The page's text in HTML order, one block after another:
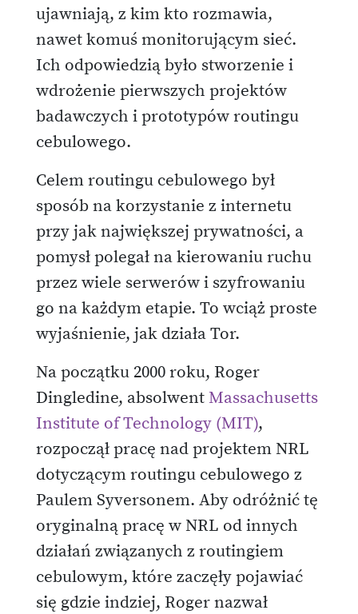
ujawniają, z kim kto rozmawia,
nawet komuś monitorującym sieć.
Ich odpowiedzią było stworzenie i
wdrożenie pierwszych projektów
badawczych i prototypów routingu
cebulowego.
Celem routingu cebulowego był
sposób na korzystanie z internetu
przy jak największej prywatności, a
pomysł polegał na kierowaniu ruchu
przez wiele serwerów i szyfrowaniu
go na każdym etapie. To wciąż proste
wyjaśnienie, jak działa Tor.
Na początku 2000 roku, Roger
Dingledine, absolwentMassachusetts
Institute of Technology (MIT),
rozpoczął pracę nad projektem NRL
dotyczącym routingu cebulowego z
Paulem Syversonem. Aby odróżnić tę
oryginalną pracę w NRL od innych
działań związanych z routingiem
cebulowym, które zaczęły pojawiać
się gdzie indziej, Roger nazwał